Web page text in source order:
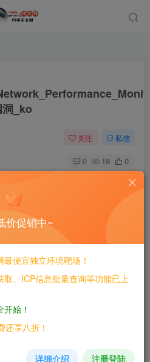
_ko
关注 私信
0 18 0
漏洞/ko
HTTP/1.1
text/javascript, */*;
json; charset=UTF-8
价促销中~
便宜独立环境靶场！
、ICP信息批量查询等功能已上
始！
享八折！
详细介绍 注册登陆